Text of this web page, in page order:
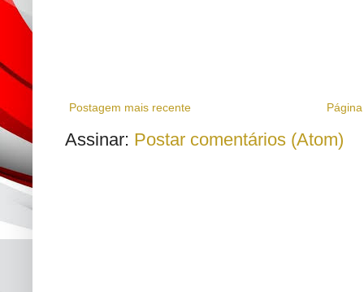
Postagem mais recente
Assinar: Postar comentários (Atom)